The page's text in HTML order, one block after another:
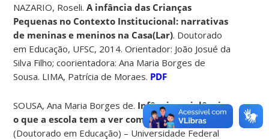
NAZARIO, Roseli. A infância das Crianças
Pequenas no Contexto Institucional: narrativas
de meninas e meninos na Casa(Lar). Doutorado
em Educação, UFSC, 2014. Orientador: João Josué da
Silva Filho; coorientadora: Ana Maria Borges de
Sousa. LIMA, Patrícia de Moraes. PDF
SOUSA, Ana Maria Borges de. Infância e violência:
o que a escola tem a ver com isso?2002. Tese
(Doutorado em Educação) – Universidade Federal